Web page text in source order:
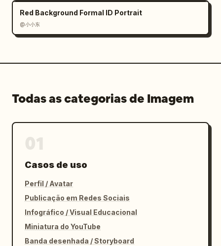
Red Background Formal ID Portrait
@小小东
Todas as categorias de Imagem
Casos de uso
Perfil / Avatar
Publicação em Redes Sociais
Infográfico / Visual Educacional
Miniatura do YouTube
Banda desenhada / Storyboard